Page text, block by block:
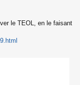
le TEOL, en le faisant